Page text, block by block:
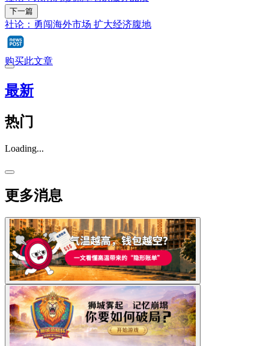
下一篇
社论：勇闯海外市场 扩大经济腹地
购买此文章
最新
热门
Loading...
更多消息